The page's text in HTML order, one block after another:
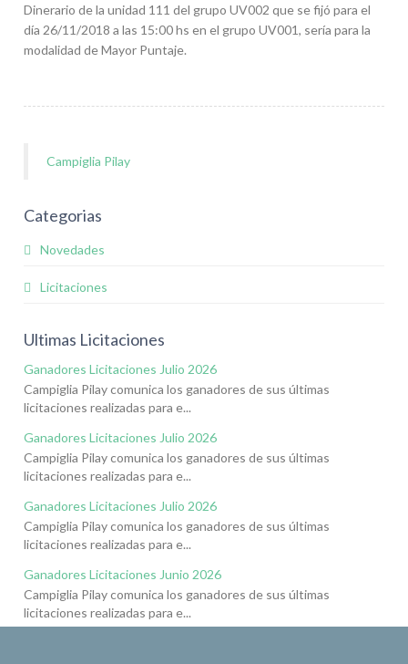
Dinerario de la unidad 111 del grupo UV002 que se fijó para el
día 26/11/2018 a las 15:00 hs en el grupo UV001, sería para la
modalidad de Mayor Puntaje.
Campiglia Pilay
Categorias
Novedades
Licitaciones
Ultimas Licitaciones
Ganadores Licitaciones Julio 2026
Campiglia Pilay comunica los ganadores de sus últimas
licitaciones realizadas para e...
Ganadores Licitaciones Julio 2026
Campiglia Pilay comunica los ganadores de sus últimas
licitaciones realizadas para e...
Ganadores Licitaciones Julio 2026
Campiglia Pilay comunica los ganadores de sus últimas
licitaciones realizadas para e...
Ganadores Licitaciones Junio 2026
Campiglia Pilay comunica los ganadores de sus últimas
licitaciones realizadas para e...